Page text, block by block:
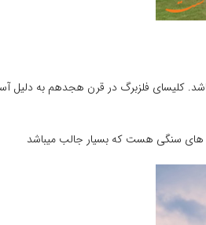
کلیسای فلزبرگ در قرن هجدهم به
های سنگی هست که بسیار جالب میباشد